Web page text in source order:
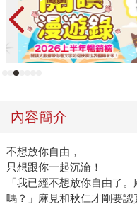
內容簡介
不想放你自由，
只想跟你一起沉淪！
「我已經不想放你自由了
嗎？」麻見和秋仁才剛要